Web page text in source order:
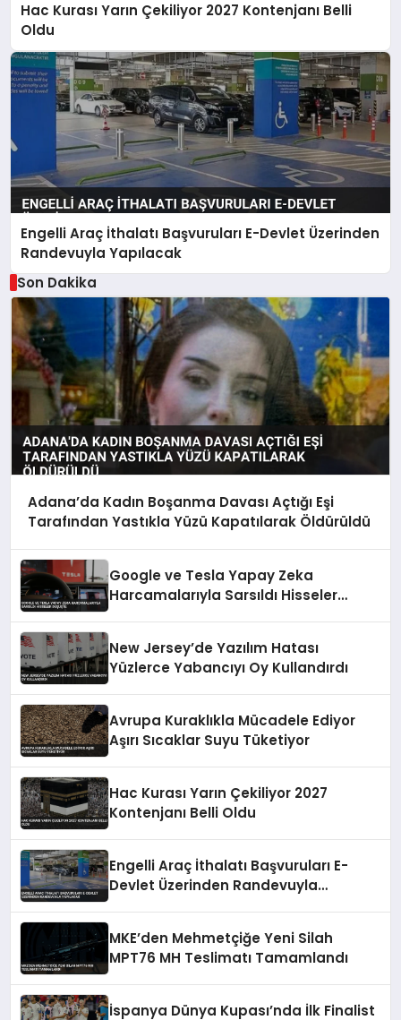
Hac Kurası Yarın Çekiliyor 2027 Kontenjanı Belli
Oldu
Engelli Araç İthalatı Başvuruları E-Devlet Üzerinden
Randevuyla Yapılacak
Son Dakika
Adana’da Kadın Boşanma Davası Açtığı Eşi
Tarafından Yastıkla Yüzü Kapatılarak Öldürüldü
Google ve Tesla Yapay Zeka
Harcamalarıyla Sarsıldı Hisseler
New Jersey’de Yazılım Hatası
Yüzlerce Yabancıyı Oy Kullandırdı
Avrupa Kuraklıkla Mücadele Ediyor
Aşırı Sıcaklar Suyu Tüketiyor
Hac Kurası Yarın Çekiliyor 2027
Kontenjanı Belli Oldu
Engelli Araç İthalatı Başvuruları E-
Devlet Üzerinden Randevuyla
MKE’den Mehmetçiğe Yeni Silah
MPT76 MH Teslimatı Tamamlandı
İspanya Dünya Kupası’nda İlk Finalist